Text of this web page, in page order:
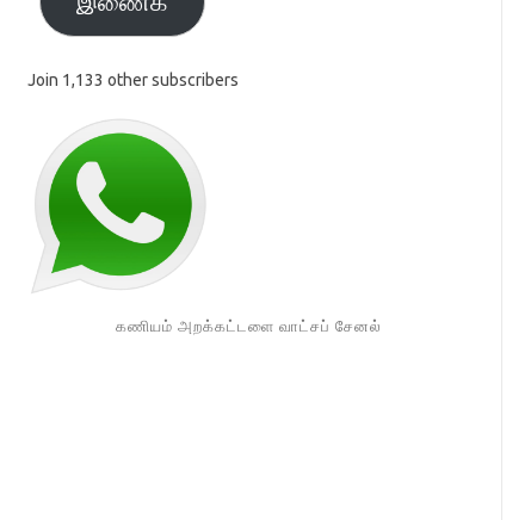
Join 1,133 other subscribers
கணியம் அறக்கட்டளை வாட்சப் சேனல்